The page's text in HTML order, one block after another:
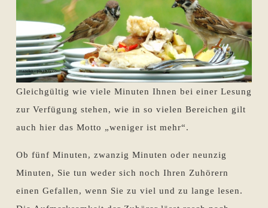
Gleichgültig wie viele Minuten Ihnen bei einer Lesung
zur Verfügung stehen, wie in so vielen Bereichen gilt
auch hier das Motto „weniger ist mehr“.
Ob fünf Minuten, zwanzig Minuten oder neunzig
Minuten, Sie tun weder sich noch Ihren Zuhörern
einen Gefallen, wenn Sie zu viel und zu lange lesen.